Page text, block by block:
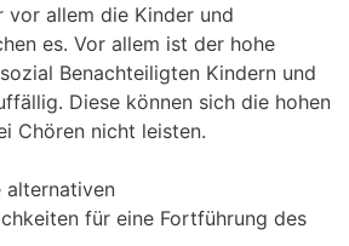
vor allem die Kinder und
es. Vor allem ist der hohe
Benachteiligten Kindern und
Diese können sich die hohen
Chören nicht leisten.
alternativen
für eine Fortführung des